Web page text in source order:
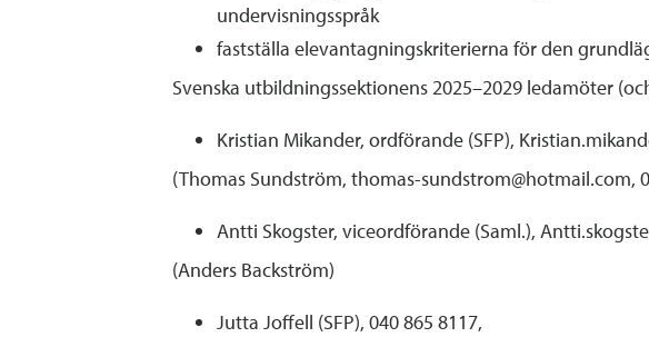
undervisningsspråk
fastställa elevantagningskriterierna för den
Svenska utbildningssektionens 2025–2029 ledamöter
Kristian Mikander, ordförande (SFP),
(Thomas Sundström, thomas-sundstrom@hotmail.com,
Antti Skogster, viceordförande (Saml.),
(Anders Backström)
Jutta Joffell (SFP), 040 865 8117,